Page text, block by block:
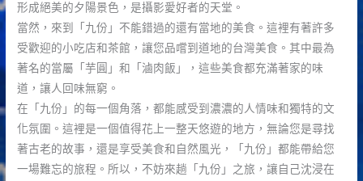
形成絕美的夕陽景色，是攝影愛好者的天堂。
當然，來到「九份」不能錯過的還有當地的美食。這裡有著許多
受歡迎的小吃店和茶館，讓您品嚐到道地的台灣美食。其中最為
著名的當屬「芋圓」和「滷肉飯」，這些美食都充滿著家的味
道，讓人回味無窮。
在「九份」的每一個角落，都能感受到濃濃的人情味和獨特的文
化氛圍。這裡是一個值得花上一整天悠遊的地方，無論您是尋找
著古老的故事，還是享受美食和自然風光，「九份」都能帶給您
一場難忘的旅程。所以，不妨來趟「九份」之旅，讓自己沈浸在